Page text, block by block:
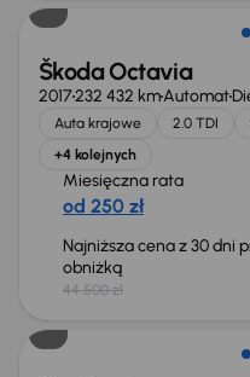
Škoda Octavia
2017232 432 kmAutomat
Auta krajowe 2.0 TDI
+4 kolejnych
Miesięczna rata
od 250 zł
Najniższa cena z 30 dni
obniżką
44 500 zł
Taniej o 1 000 zł